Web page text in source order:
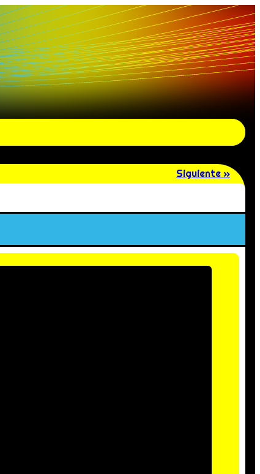
Siguiente »